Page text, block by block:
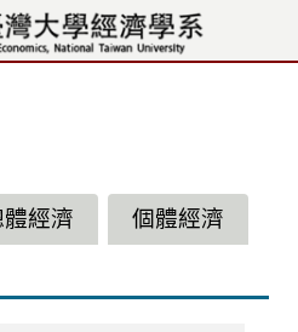
經濟
個體經濟